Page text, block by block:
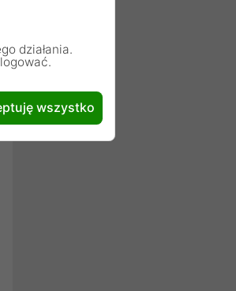
działania.
wszystko